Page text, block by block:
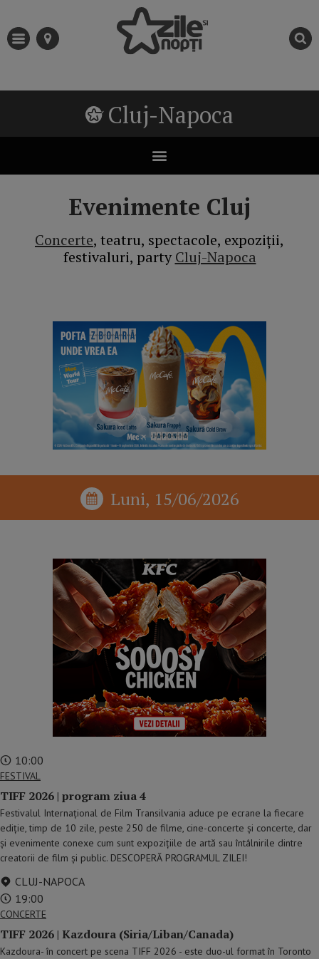
Cluj-Napoca
Evenimente Cluj
Concerte, teatru, spectacole, expoziții,
festivaluri, partyCluj-Napoca
Luni, 15/06/2026
10:00
FESTIVAL
TIFF 2026 | program ziua 4
Festivalul Internațional de Film Transilvania aduce pe ecrane la fiecare
ediție, timp de 10 zile, peste 250 de filme, cine-concerte și concerte, dar
și evenimente conexe cum sunt expozițiile de artă sau întâlnirile dintre
creatorii de film și public. DESCOPERĂ PROGRAMUL ZILEI!
CLUJ-NAPOCA
19:00
CONCERTE
TIFF 2026 | Kazdoura (Siria/Liban/Canada)
Kazdoura- în concert pe scena TIFF 2026 - este duo-ul format în Toronto